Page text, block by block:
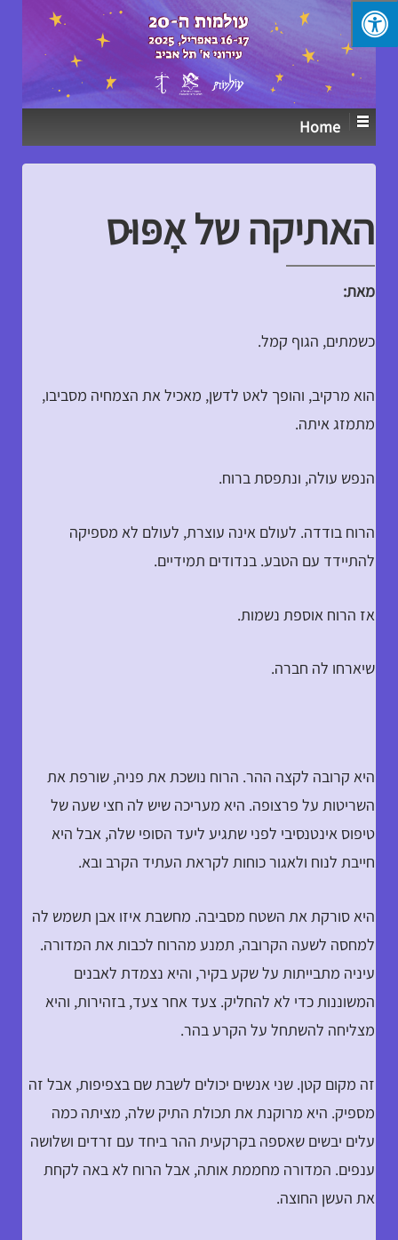
↓
SKIP
TO
CONTENT
Home
האתיקה של אָפּוּס
מאת:
כשמתים, הגוף קמל.
הוא מרקיב, והופך לאט לדשן, מאכיל את הצמחיה מסביבו,
מתמזג איתה.
הנפש עולה, ונתפסת ברוח.
הרוח בודדה. לעולם אינה עוצרת, לעולם לא מספיקה
להתיידד עם הטבע. בנדודים תמידיים.
אז הרוח אוספת נשמות.
שיארחו לה חברה.
היא קרובה לקצה ההר. הרוח נושכת את פניה, שורפת את
השריטות על פרצופה. היא מעריכה שיש לה חצי שעה של
טיפוס אינטנסיבי לפני שתגיע ליעד הסופי שלה, אבל היא
חייבת לנוח ולאגור כוחות לקראת העתיד הקרב ובא.
היא סורקת את השטח מסביבה. מחשבת איזו אבן תשמש לה
למחסה לשעה הקרובה, תמנע מהרוח לכבות את המדורה.
עיניה מתבייתות על שקע בקיר, והיא נצמדת לאבנים
המשוננות כדי לא להחליק. צעד אחר צעד, בזהירות, והיא
מצליחה להשתחל על הקרע בהר.
זה מקום קטן. שני אנשים יכולים לשבת שם בצפיפות, אבל זה
מספיק. היא מרוקנת את תכולת התיק שלה, מציתה כמה
עלים יבשים שאספה בקרקעית ההר ביחד עם זרדים ושלושה
ענפים. המדורה מחממת אותה, אבל הרוח לא באה לקחת
את העשן החוצה.